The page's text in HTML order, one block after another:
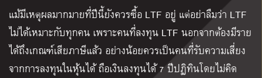
แม้มีเหตุผลมากมายที่ปีนี้ยังควรซื้อ LTF อยู่ แต่อย่าลืมว่า LTF
ไม่ได้เหมาะกับทุกคน เพราะคนที่ลงทุน LTF นอกจากต้องมีราย
ได้ถึงเกณฑ์เสียภาษีแล้ว อย่างน้อยควรเป็นคนที่รับความเสี่ยง
จากการลงทุนในหุ้นได้ ถือเงินลงทุนได้ 7 ปีปฏิทินโดยไม่คิด